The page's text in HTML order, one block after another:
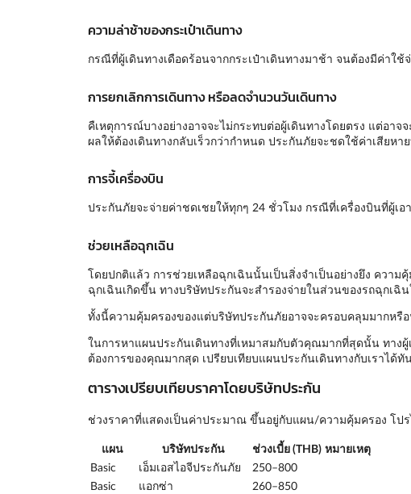
ความล่าช้าของกระเป๋าเดินทาง
กรณีที่ผู้เดินทางเดือดร้อนจากกระเป๋าเดินทางมาช้า จนต้องมีค่าใ
การยกเลิกการเดินทาง หรือลดจำนวนวันเดินทาง
คืเหตุการณ์บางอย่างอาจจะไม่กระทบต่อผู้เดินทางโดยตรง แต่อา
ผลให้ต้องเดินทางกลับเร็วกว่ากำหนด ประกันภัยจะชดใช้ค่าเสียห
การจี้เครื่องบิน
ประกันภัยจะจ่ายค่าชดเชยให้ทุกๆ 24 ชั่วโมง กรณีที่เครื่องบินที่ผู้เอ
ช่วยเหลือฉุกเฉิน
โดยปกติแล้ว การช่วยเหลือฉุกเฉินนั้นเป็นสิ่งจำเป็นอย่างยึง ความ
ฉุกเฉินเกิดขึ้น ทางบริษัทประกันจะสำรองจ่ายในส่วนของรถฉุกเ
ทั้งนี้ความคุ้มครองของแต่บริษัทประกันภัยอาจจะครอบคลุมมากหรื
ในการหาแผนประกันเดินทางที่เหมาสมกับตัวคุณมากที่สุดนั้น ทางผู้
ต้องการของคุณมากสุด เปรียบเทียบแผนประกันเดินทางกับเราไ
ตารางเปรียบเทียบราคาโดยบริษัทประกัน
ช่วงราคาที่แสดงเป็นค่าประมาณ ขึ้นอยู่กับแผน/ความคุ้มครอง โป
แผน บริษัทประกัน ช่วงเบี้ย (THB) หมายเหตุ
Basic
เอ็มเอสไอจีประกันภัย
250–800
Basic
แอกซ่า
260–850